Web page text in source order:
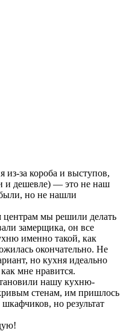
из-за короба и выступов,
и дешевле) — это не наш
но не нашли
центрам мы решили делать
замерщика, он все
именно такой, как
окончательно. Не
но кухня идеально
мне нравится.
нашу кухню-
стенам, им пришлось
но результат